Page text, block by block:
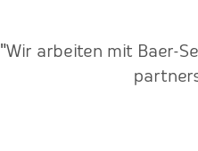
"Wir arbeiten mit Baer-